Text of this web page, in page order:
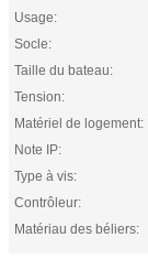
Usage:
Socle:
Taille du bateau:
Tension:
Matériel de logement:
Note IP:
Type à vis:
Contrôleur:
Matériau des béliers: